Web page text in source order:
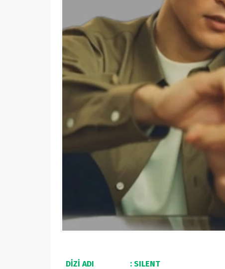
DİZİ ADI : SILENT